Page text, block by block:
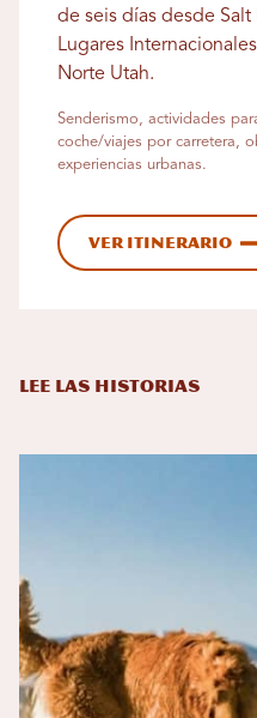
de seis días desde Salt
Lugares
Norte Utah.
Senderismo, actividades
coche/viajes por carretera,
experiencias urbanas.
Ver itinerario
LEE LAS HISTORIAS